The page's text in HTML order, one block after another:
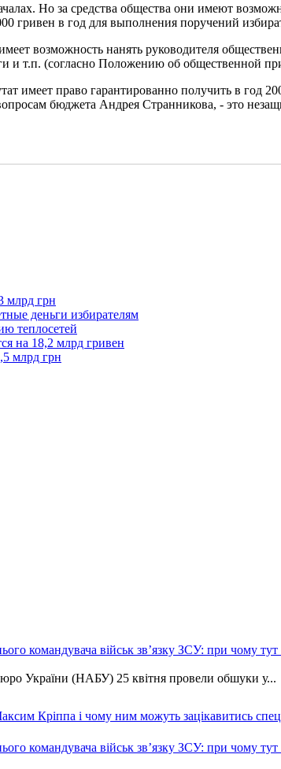
Но за средства общества они имеют
гривен в год для выполнения поручений
возможность нанять руководителя
и т.п. (согласно Положению об общественной
имеет право гарантированно получить в год
бюджета Андрея Странникова, - это
млрд грн
деньги избирателям
теплосетей
на 18,2 млрд гривен
млрд грн
командувача військ зв’язку ЗСУ: при чому
України (НАБУ) 25 квітня провели обшуки у...
Кріппа і чому ним можуть зацікавитись
командувача військ зв’язку ЗСУ: при чому